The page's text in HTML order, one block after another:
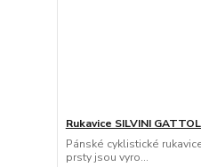
Rukavice SILVINI
Pánské cyklistické
prsty jsou vyro...